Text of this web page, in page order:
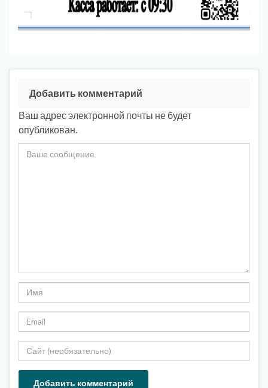
Добавить комментарий
Ваш адрес электронной почты не будет
опубликован.